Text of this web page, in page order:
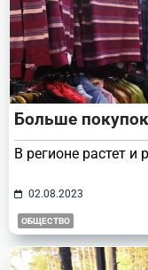
Больше
В регионе растет и
02.08.2023
ОБЩЕСТВО